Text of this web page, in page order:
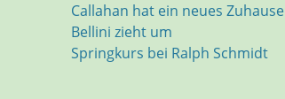
Callahan hat ein neues Zuhause
Bellini zieht um
Springkurs bei Ralph Schmidt